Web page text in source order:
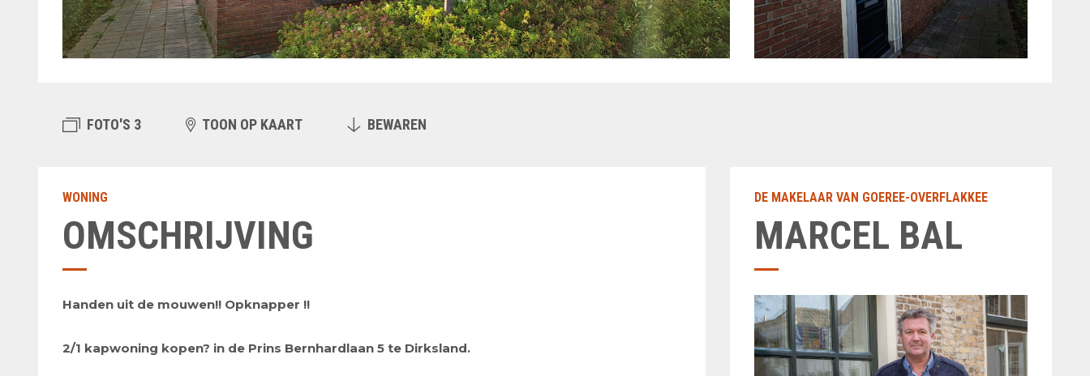
FOTO'S 3 TOON OP KAART BEWAREN
WONING
OMSCHRIJVING
Handen uit de mouwen!! Opknapper !!
2/1 kapwoning kopen? in de Prins Bernhardlaan 5 te Dirksland.
DE MAKELAAR VAN GOEREE-OVERFLAKKEE
MARCEL BAL